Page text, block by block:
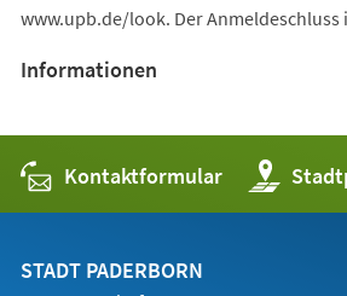
www.upb.de/look. Der Anmeldeschluss
Informationen
Kontaktformular (Öffnet
in
einem
STADT PADERBORN